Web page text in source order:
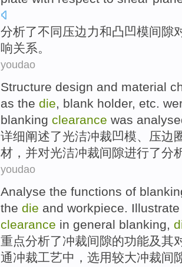
分析了不同压边力和凸凹模间隙
响关系。
youdao
Structure design and material
as the die, blank holder, etc.
blanking clearance was
详细阐述了光洁冲裁凹模、 压边
材 ， 并对光洁冲裁间隙进行了分
youdao
Analyse the functions of
the die and workpiece.
clearance in general blanking,
重点分析了冲裁间隙的功能及其
通冲裁工艺中，选用较大冲裁间